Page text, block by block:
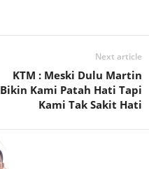
Next article
KTM : Meski Dulu Martin
Bikin Kami Patah Hati Tapi
Kami Tak Sakit Hati